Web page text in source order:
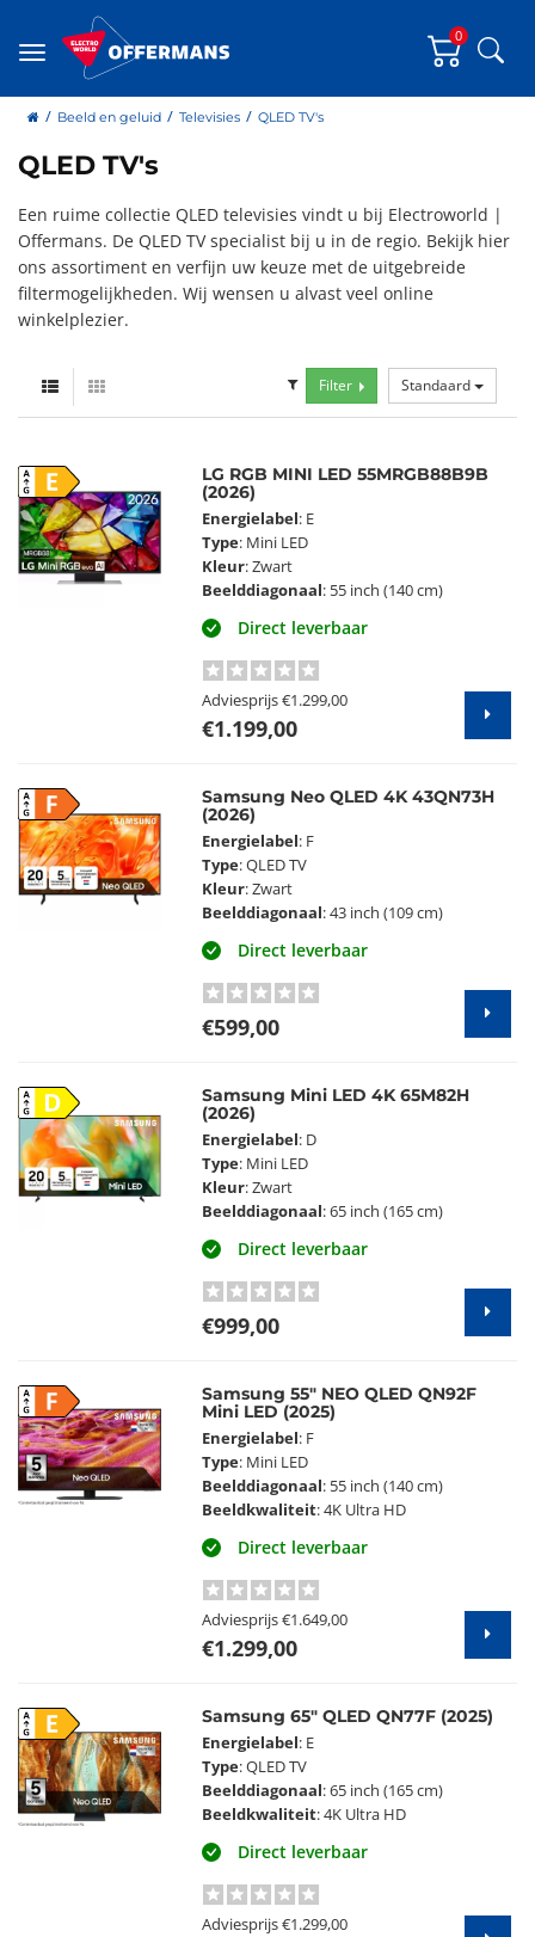
Menu
0
homeBeeld en geluid Televisies QLED TV's
QLED TV's
Een ruime collectie QLED televisies vindt u bij Electroworld |
Offermans. De QLED TV specialist bij u in de regio. Bekijk hier
ons assortiment en verfijn uw keuze met de uitgebreide
filtermogelijkheden. Wij wensen u alvast veel online
winkelplezier.
Filter Standaard
LG RGB MINI LED 55MRGB88B9B
(2026)
Energielabel: E
Type: Mini LED
Kleur: Zwart
Beelddiagonaal: 55 inch (140 cm)
Direct leverbaar
Adviesprijs€1.299,00
€1.199,00
Samsung Neo QLED 4K 43QN73H
(2026)
Energielabel: F
Type: QLED TV
Kleur: Zwart
Beelddiagonaal: 43 inch (109 cm)
Direct leverbaar
€599,00
Samsung Mini LED 4K 65M82H
(2026)
Energielabel: D
Type: Mini LED
Kleur: Zwart
Beelddiagonaal: 65 inch (165 cm)
Direct leverbaar
€999,00
Samsung 55" NEO QLED QN92F
Mini LED (2025)
Energielabel: F
Type: Mini LED
Beelddiagonaal: 55 inch (140 cm)
Beeldkwaliteit: 4K Ultra HD
Direct leverbaar
Adviesprijs€1.649,00
€1.299,00
Samsung 65" QLED QN77F (2025)
Energielabel: E
Type: QLED TV
Beelddiagonaal: 65 inch (165 cm)
Beeldkwaliteit: 4K Ultra HD
Direct leverbaar
Adviesprijs€1.299,00